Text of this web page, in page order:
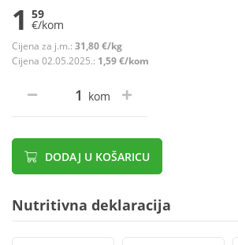
1 59
€/kom
Cijena za j.m.: 31,80 €/kg
Cijena 02.05.2025.: 1,59 €/kom
kom
DODAJ U KOŠARICU
Nutritivna deklaracija